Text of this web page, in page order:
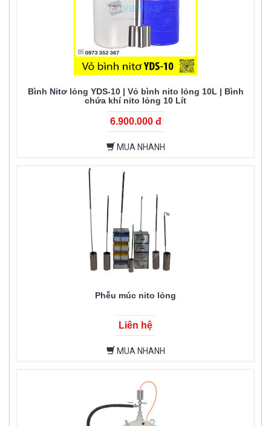
Bình Nitơ lỏng YDS-10 | Vỏ bình nito lỏng 10L | Bình
chứa khí nito lỏng 10 Lít
6.900.000 đ
MUA NHANH
Phễu múc nito lỏng
Liên hệ
MUA NHANH